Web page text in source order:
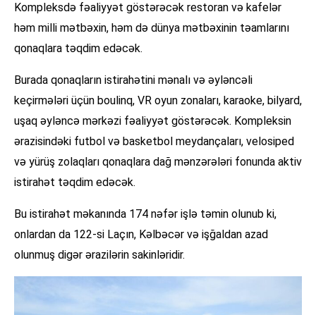
Kompleksdə fəaliyyət göstərəcək restoran və kafelər
həm milli mətbəxin, həm də dünya mətbəxinin təamlarını
qonaqlara təqdim edəcək.
Burada qonaqların istirahətini mənalı və əyləncəli
keçirmələri üçün boulinq, VR oyun zonaları, karaoke, bilyard,
uşaq əyləncə mərkəzi fəaliyyət göstərəcək. Kompleksin
ərazisindəki futbol və basketbol meydançaları, velosiped
və yürüş zolaqları qonaqlara dağ mənzərələri fonunda aktiv
istirahət təqdim edəcək.
Bu istirahət məkanında 174 nəfər işlə təmin olunub ki,
onlardan da 122-si Laçın, Kəlbəcər və işğaldan azad
olunmuş digər ərazilərin sakinləridir.